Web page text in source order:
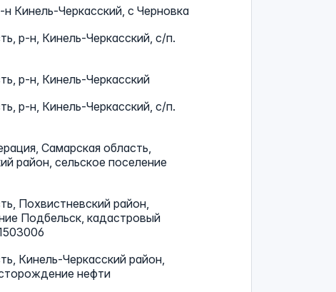
Кинель-Черкасский, с Черновка
р-н, Кинель-Черкасский, с/п.
р-н, Кинель-Черкасский
р-н, Кинель-Черкасский, с/п.
Самарская область,
район, сельское поселение
Похвистневский район,
Подбельск, кадастровый
Кинель-Черкасский район,
нефти